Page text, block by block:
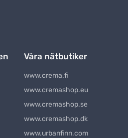
Våra nätbutiker
www.crema.fi
www.cremashop.eu
www.cremashop.se
www.cremashop.dk
www.urbanfinn.com